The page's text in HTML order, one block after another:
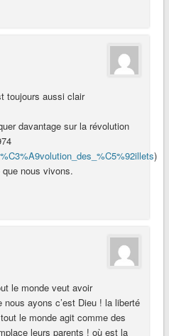
toujours aussi clair
davantage sur la révolution
)
nous vivons.
le monde veut avoir
ayons c’est Dieu ! la liberté
le monde agit comme des
leurs parents ! où est la